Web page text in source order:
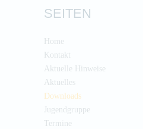
SEITEN
Home
Kontakt
Aktuelle Hinweise
Aktuelles
Downloads
Jugendgruppe
Termine